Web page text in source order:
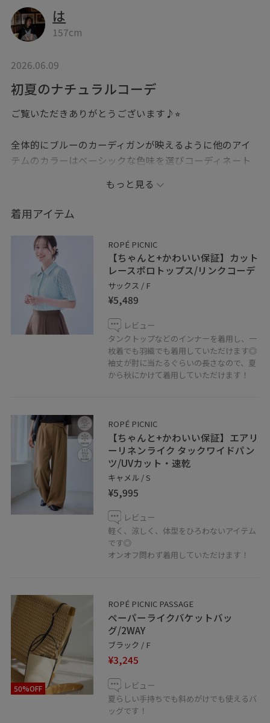
は
157cm
2026.06.09
初夏のナチュラルコーデ
ご覧いただきありがとうございます♪⭐︎
全体的にブルーのカーディガンが映えるように他のアイ
テムのカラーはベーシックな色味を選びコーディネート
※ヘアピンは私物です
もっと見る
着用アイテム
ROPÉ PICNIC
【ちゃんと+かわいい保証】カット
レースポロトップス/リンクコーデ
サックス / F
¥5,489
レビュー
タンクトップなどのインナーを着用し、一
枚着でも羽織でも着用していただけます◎
袖丈が肘に当たるぐらいの長さなので、夏
から秋にかけて着用していただけます！
ROPÉ PICNIC
【ちゃんと+かわいい保証】エアリ
ーリネンライク タックワイドパン
ツ/UVカット・速乾
キャメル / S
¥5,995
レビュー
軽く、涼しく、体型をひろわないアイテム
です◎
オンオフ問わず着用していただけます！
50%OFF
ROPÉ PICNIC PASSAGE
ペーパーライクバケットバッ
グ/2WAY
ブラック / F
¥3,245
レビュー
夏らしい手持ちでも斜めがけでも使えるバ
ッグです！